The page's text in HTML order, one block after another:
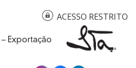
ACESSO RESTRITO
– Exportação